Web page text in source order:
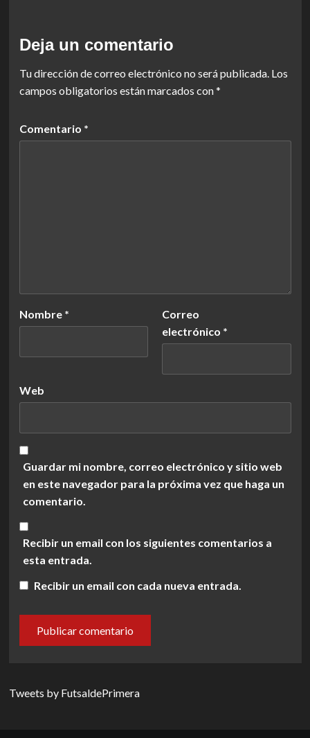
Deja un comentario
Tu dirección de correo electrónico no será publicada. Los
campos obligatorios están marcados con*
Comentario *
Nombre *
Correo
electrónico *
Web
Guardar mi nombre, correo electrónico y sitio web
en este navegador para la próxima vez que haga un
comentario.
Recibir un email con los siguientes comentarios a
esta entrada.
Recibir un email con cada nueva entrada.
Tweets by FutsaldePrimera